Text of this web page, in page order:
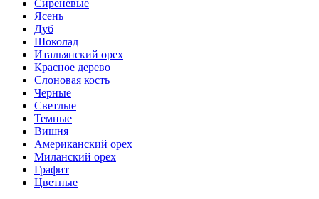
Сиреневые
Ясень
Дуб
Шоколад
Итальянский орех
Красное дерево
Слоновая кость
Черные
Светлые
Темные
Вишня
Американский орех
Миланский орех
Графит
Цветные